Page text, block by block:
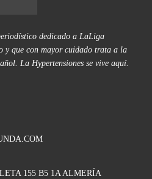
dedicado a LaLiga
y que con mayor cuidado trata a la
La Hypertensiones se vive aquí.
155 B5 1A ALMERÍA